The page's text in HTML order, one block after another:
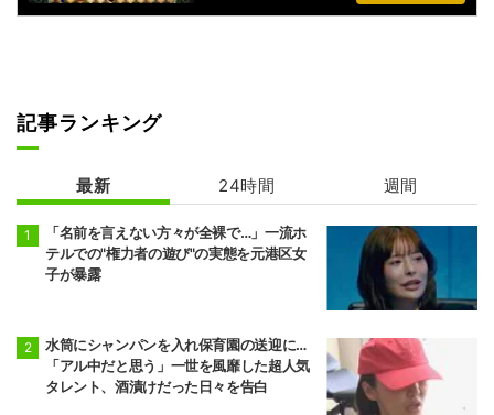
記事ランキング
最新 24時間 週間
「名前を言えない方々が全裸で…」一流ホ
テルでの"権力者の遊び"の実態を元港区女
子が暴露
水筒にシャンパンを入れ保育園の送迎に…
「アル中だと思う」一世を風靡した超人気
タレント、酒漬けだった日々を告白